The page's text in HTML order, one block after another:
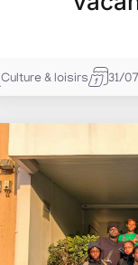
Culture & loisirs 31/